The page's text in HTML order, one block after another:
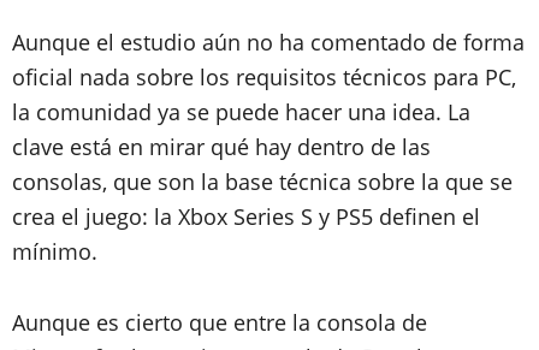
Aunque el estudio aún no ha comentado de forma
oficial nada sobre los requisitos técnicos para PC,
la comunidad ya se puede hacer una idea. La
clave está en mirar qué hay dentro de las
consolas, que son la base técnica sobre la que se
crea el juego: la Xbox Series S y PS5 definen el
mínimo.
Aunque es cierto que entre la consola de